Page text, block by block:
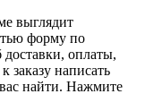
выглядит
форму по
доставки, оплаты,
заказу написать
найти. Нажмите